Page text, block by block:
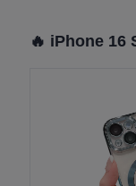
🔥 iPhone 16